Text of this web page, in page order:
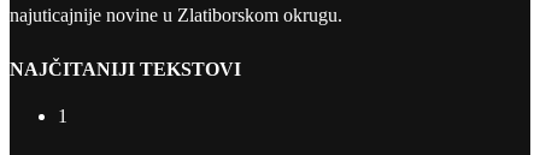
najuticajnije novine u Zlatiborskom okrugu.
NAJČITANIJI TEKSTOVI
1